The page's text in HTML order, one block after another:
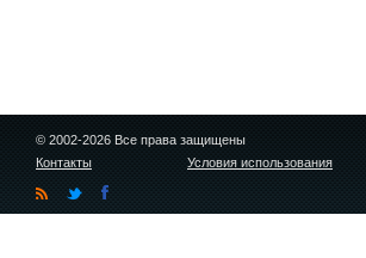
© 2002-2026 Все права защищены
Контакты
Условия использования